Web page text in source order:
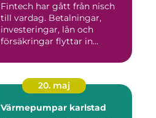
Fintech har gått från nisch
till vardag. Betalningar,
investeringar, lån och
försäkringar flyttar in...
20. maj
Värmepumpar karlstad